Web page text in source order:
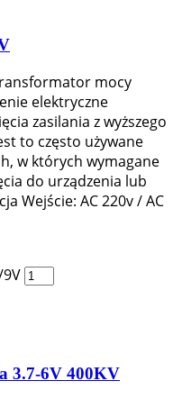
mocy
elektryczne
zasilania z wyższego
to często używane
w których wymagane
do urządzenia lub
Wejście: AC 220v / AC
3.7-6V 400KV